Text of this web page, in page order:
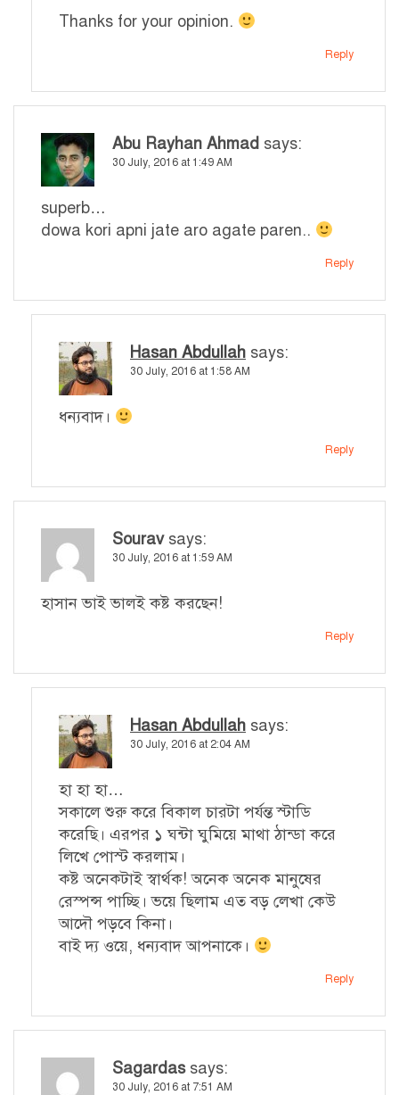
Thanks for your opinion.
Reply
Abu Rayhan Ahmad says:
30 July, 2016 at 1:49 AM
superb…
dowa kori apni jate aro agate paren..
Reply
Hasan Abdullah says:
30 July, 2016 at 1:58 AM
ধন্যবাদ।
Reply
Sourav says:
30 July, 2016 at 1:59 AM
হাসান ভাই ভালই কষ্ট করছেন!
Reply
Hasan Abdullah says:
30 July, 2016 at 2:04 AM
হা হা হা…
সকালে শুরু করে বিকাল চারটা পর্যন্ত স্টাডি
করেছি। এরপর ১ ঘন্টা ঘুমিয়ে মাথা ঠান্ডা করে
লিখে পোস্ট করলাম।
কষ্ট অনেকটাই স্বার্থক! অনেক অনেক মানুষের
রেস্পন্স পাচ্ছি। ভয়ে ছিলাম এত বড় লেখা কেউ
আদৌ পড়বে কিনা।
বাই দ্য ওয়ে, ধন্যবাদ আপনাকে।
Reply
Sagardas says:
30 July, 2016 at 7:51 AM